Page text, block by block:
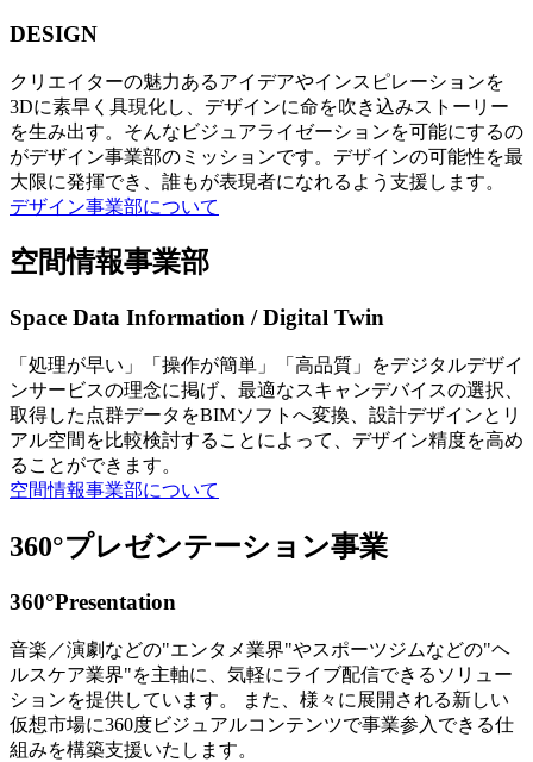
DESIGN
クリエイターの魅力あるアイデアやインスピレーションを
3Dに素早く具現化し、デザインに命を吹き込みストーリー
を生み出す。そんなビジュアライゼーションを可能にするの
がデザイン事業部のミッションです。デザインの可能性を最
大限に発揮でき、誰もが表現者になれるよう支援します。
デザイン事業部について
空間情報事業部
Space Data Information / Digital Twin
「処理が早い」「操作が簡単」「高品質」をデジタルデザイ
ンサービスの理念に掲げ、最適なスキャンデバイスの選択、
取得した点群データをBIMソフトへ変換、設計デザインとリ
アル空間を比較検討することによって、デザイン精度を高め
ることができます。
空間情報事業部について
360°プレゼンテーション事業
360°Presentation
音楽／演劇などの"エンタメ業界"やスポーツジムなどの"ヘ
ルスケア業界"を主軸に、気軽にライブ配信できるソリュー
ションを提供しています。 また、様々に展開される新しい
仮想市場に360度ビジュアルコンテンツで事業参入できる仕
組みを構築支援いたします。